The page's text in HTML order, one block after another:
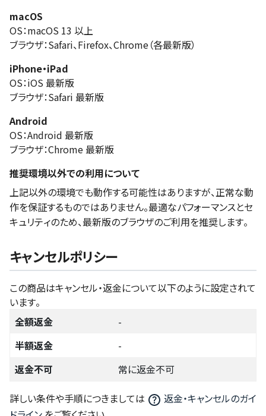
macOS
OS：macOS 13 以上
ブラウザ：Safari、Firefox、Chrome（各最新版）
iPhone・iPad
OS：iOS 最新版
ブラウザ：Safari 最新版
Android
OS：Android 最新版
ブラウザ：Chrome 最新版
推奨環境以外での利用について
上記以外の環境でも動作する可能性はありますが、正常な動
作を保証するものではありません。最適なパフォーマンスとセ
キュリティのため、最新版のブラウザのご利用を推奨します。
キャンセルポリシー
この商品はキャンセル・返金について以下のように設定されて
います。
全額返金
-
半額返金
-
返金不可
常に返金不可
詳しい条件や手順につきましては
返金・キャンセルのガイ